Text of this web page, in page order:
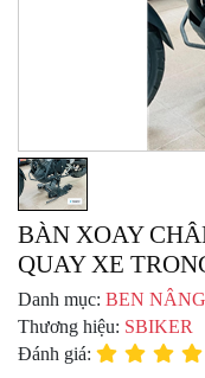
NÓN
BẢO
HIỂM
FULLFACE
BEN
NÂNG
XE
MOTO
PKL
BÀN XOAY
QUAY XE
Danh mục: BEN
Thương hiệu: SBIKER
Đánh giá: